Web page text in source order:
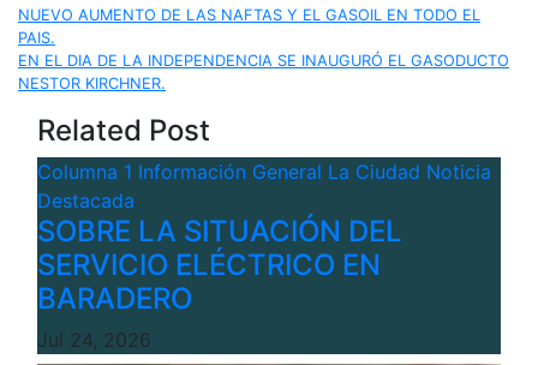
Navegación
de
entradas
NUEVO AUMENTO DE LAS NAFTAS Y EL GASOIL EN TODO EL
PAIS.
EN EL DIA DE LA INDEPENDENCIA SE INAUGURÓ EL GASODUCTO
NESTOR KIRCHNER.
Related Post
Columna 1 Información General La Ciudad Noticia
Destacada
SOBRE LA SITUACIÓN DEL
SERVICIO ELÉCTRICO EN
BARADERO
Jul 24, 2026